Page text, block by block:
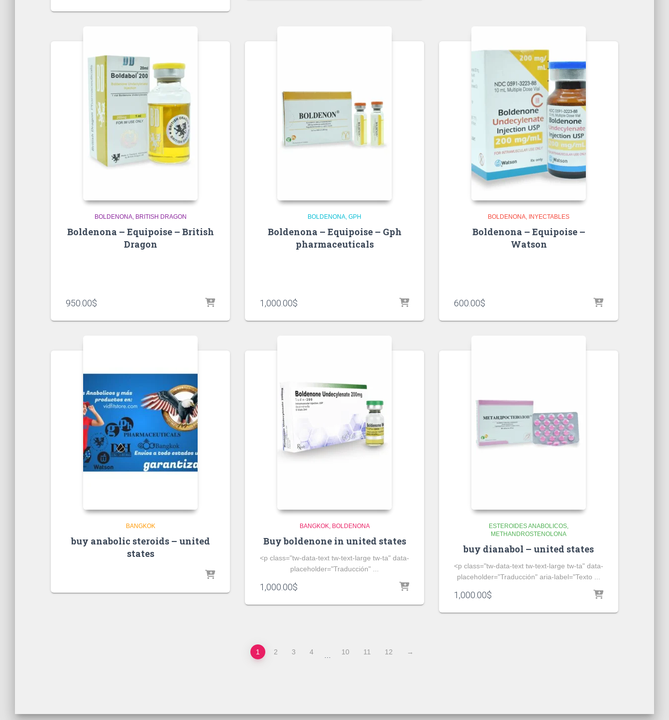
BOLDENONA BRITISH DRAGON
Boldenona – Equipoise – British
Dragon
950.00$
BOLDENONA GPH
Boldenona – Equipoise – Gph
pharmaceuticals
1,000.00$
BOLDENONA INYECTABLES
Boldenona – Equipoise –
Watson
600.00$
BANGKOK
buy anabolic steroids – united
states
BANGKOK BOLDENONA
Buy boldenone in united states
<p class="tw-data-text tw-text-large tw-ta" data-
placeholder="Traducción" ...
1,000.00$
ESTEROIDES ANABOLICOS
METHANDROSTENOLONA
buy dianabol – united states
<p class="tw-data-text tw-text-large tw-ta" data-
placeholder="Traducción" aria-label="Texto ...
1,000.00$
1 2 3 4 … 10 11 12 →